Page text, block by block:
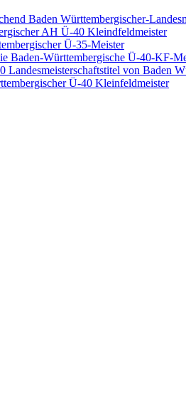
Baden Württembergischer-
AH Ü-40 Kleindfeldmeister
Ü-35-Meister
Baden-Württembergische Ü-40-KF-
Landesmeisterschaftstitel von Baden
Ü-40 Kleinfeldmeister